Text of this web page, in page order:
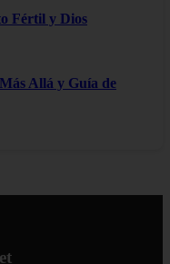
Fértil y Dios
Allá y Guía de